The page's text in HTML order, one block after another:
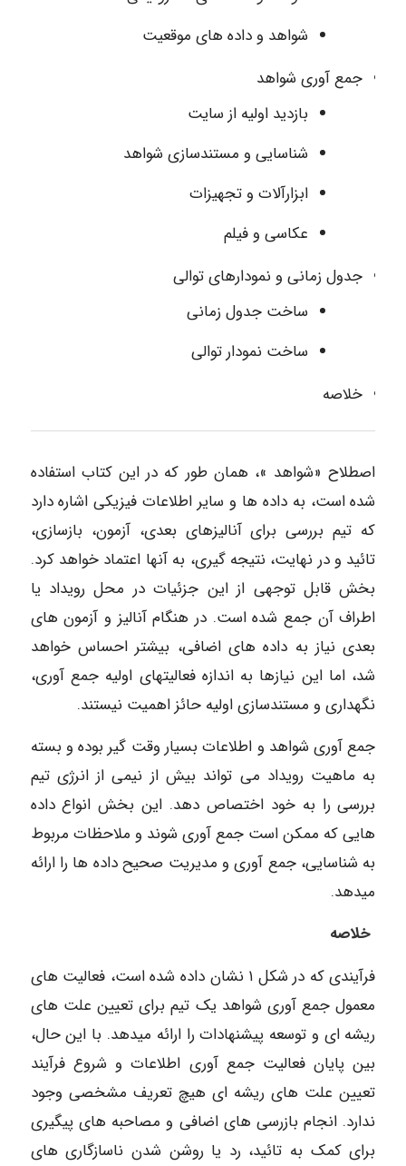
شواهد و داده های موقعیت
جمع آوری شواهد
بازدید اولیه از سایت
شناسایی و مستندسازی شواهد
ابزارآلات و تجهیزات
عکاسی و فیلم
جدول زمانی و نمودارهای توالی
ساخت جدول زمانی
ساخت نمودار توالی
خلاصه
اصطلاح «شواهد »، همان طور که در این کتاب استفاده
شده است، به داده ها و سایر اطلاعات فیزیکی اشاره دارد
که تیم بررسی برای آنالیزهای بعدی، آزمون، بازسازی،
تائید و در نهایت، نتیجه گیری، به آنها اعتماد خواهد کرد.
بخش قابل توجهی از این جزئیات در محل رویداد یا
اطراف آن جمع شده است. در هنگام آنالیز و آزمون های
بعدی نیاز به داده های اضافی، بیشتر احساس خواهد
شد، اما این نیازها به اندازه فعالیتهای اولیه جمع آوری،
نگهداری و مستندسازی اولیه حائز اهمیت نیستند.
جمع آوری شواهد و اطلاعات بسیار وقت گیر بوده و بسته
به ماهیت رویداد می تواند بیش از نیمی از انرژی تیم
بررسی را به خود اختصاص دهد. این بخش انواع داده
هایی که ممکن است جمع آوری شوند و ملاحظات مربوط
به شناسایی، جمع آوری و مدیریت صحیح داده ها را ارائه
میدهد.
خلاصه
فرآیندی که در شکل ۱ نشان داده شده است، فعالیت های
معمول جمع آوری شواهد یک تیم برای تعیین علت های
ریشه ای و توسعه پیشنهادات را ارائه میدهد. با این حال،
بین پایان فعالیت جمع آوری اطلاعات و شروع فرآیند
تعیین علت های ریشه ای هیچ تعریف مشخصی وجود
ندارد. انجام بازرسی های اضافی و مصاحبه های پیگیری
برای کمک به تائید، رد یا روشن شدن ناسازگاری های